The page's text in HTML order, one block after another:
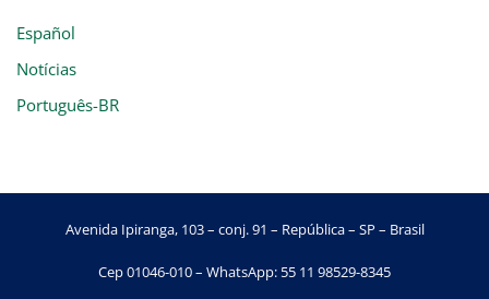
Español
Notícias
Português-BR
Avenida Ipiranga, 103 – conj. 91 – República – SP – Brasil
Cep 01046-010 – WhatsApp: 55 11 98529-8345